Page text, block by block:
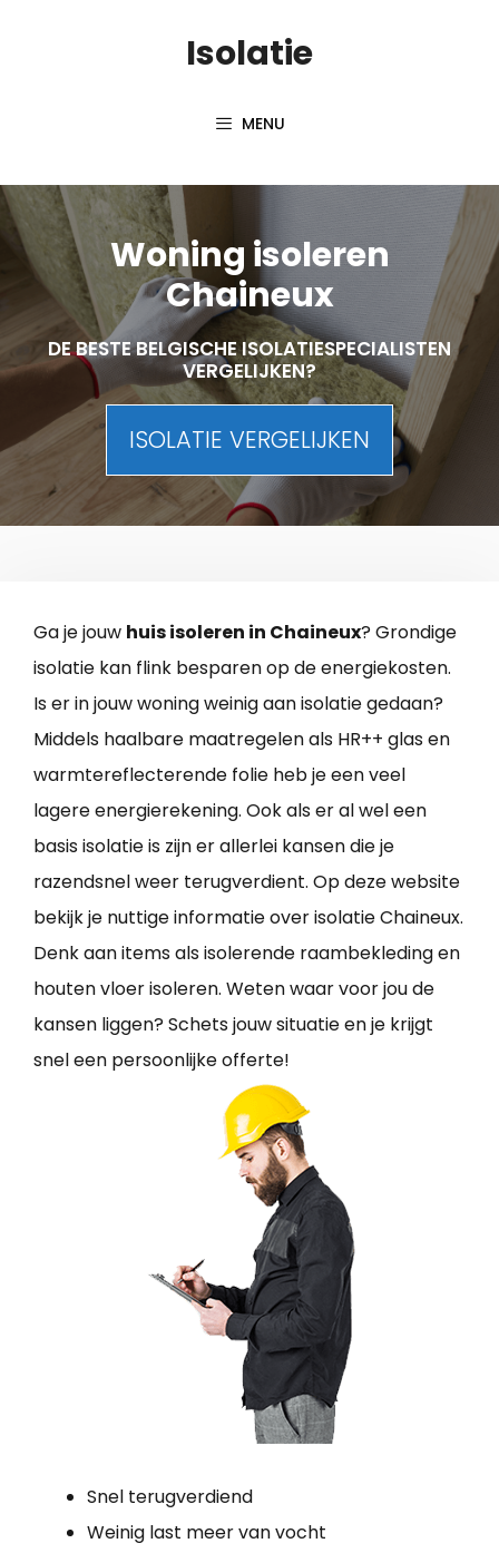
Isolatie
MENU
Woning isoleren
Chaineux
DE BESTE BELGISCHE ISOLATIESPECIALISTEN
VERGELIJKEN?
ISOLATIE VERGELIJKEN
Ga je jouw huis isoleren in Chaineux? Grondige
isolatie kan flink besparen op de energiekosten.
Is er in jouw woning weinig aan isolatie gedaan?
Middels haalbare maatregelen als HR++ glas en
warmtereflecterende folie heb je een veel
lagere energierekening. Ook als er al wel een
basis isolatie is zijn er allerlei kansen die je
razendsnel weer terugverdient. Op deze website
bekijk je nuttige informatie over isolatie Chaineux.
Denk aan items als isolerende raambekleding en
houten vloer isoleren. Weten waar voor jou de
kansen liggen? Schets jouw situatie en je krijgt
snel een persoonlijke offerte!
Snel terugverdiend
Weinig last meer van vocht